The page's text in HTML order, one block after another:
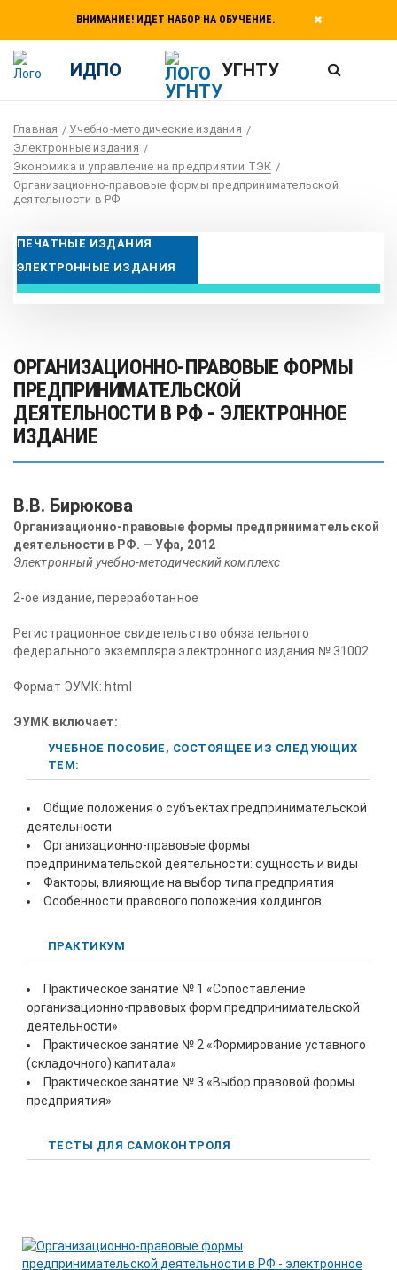
ВНИМАНИЕ! ИДЕТ НАБОР НА ОБУЧЕНИЕ.
ИДПО УГНТУ
Главная
Учебно-методические издания
Электронные издания
Экономика и управление на предприятии ТЭК
Организационно-правовые формы предпринимательской
деятельности в РФ
ПЕЧАТНЫЕ ИЗДАНИЯ
ЭЛЕКТРОННЫЕ ИЗДАНИЯ
ОРГАНИЗАЦИОННО-ПРАВОВЫЕ ФОРМЫ
ПРЕДПРИНИМАТЕЛЬСКОЙ
ДЕЯТЕЛЬНОСТИ В РФ - ЭЛЕКТРОННОЕ
ИЗДАНИЕ
В.В. Бирюкова
Организационно-правовые формы предпринимательской
деятельности в РФ. — Уфа, 2012
Электронный учебно-методический комплекс
2-ое издание, переработанное
Регистрационное свидетельство обязательного
федерального экземпляра электронного издания № 31002
Формат ЭУМК: html
ЭУМК включает:
УЧЕБНОЕ ПОСОБИЕ, СОСТОЯЩЕЕ ИЗ СЛЕДУЮЩИХ
ТЕМ:
Общие положения о субъектах предпринимательской
деятельности
Организационно-правовые формы
предпринимательской деятельности: сущность и виды
Факторы, влияющие на выбор типа предприятия
Особенности правового положения холдингов
ПРАКТИКУМ
Практическое занятие № 1 «Сопоставление
организационно-правовых форм предпринимательской
деятельности»
Практическое занятие № 2 «Формирование уставного
(складочного) капитала»
Практическое занятие № 3 «Выбор правовой формы
предприятия»
ТЕСТЫ ДЛЯ САМОКОНТРОЛЯ